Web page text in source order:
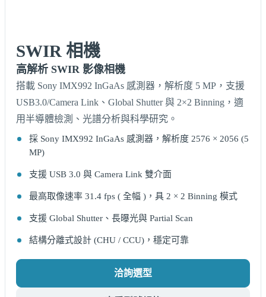
SWIR 相機
高解析 SWIR 影像相機
搭載 Sony IMX992 InGaAs 感測器，解析度 5 MP，支援
USB3.0/Camera Link、Global Shutter 與 2×2 Binning，適
用半導體檢測、光譜分析與科學研究。
採 Sony IMX992 InGaAs 感測器，解析度 2576 × 2056 (5
MP)
支援 USB 3.0 與 Camera Link 雙介面
最高取像速率 31.4 fps ( 全幅 )，具 2 × 2 Binning 模式
支援 Global Shutter、長曝光與 Partial Scan
結構分離式設計 (CHU / CCU)，穩定可靠
洽詢選型